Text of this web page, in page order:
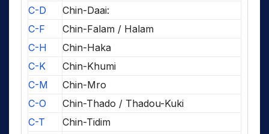
C-D
Chin-Daai:
C-F
Chin-Falam / Halam
C-H
Chin-Haka
C-K
Chin-Khumi
C-M
Chin-Mro
C-O
Chin-Thado / Thadou-Kuki
C-T
Chin-Tidim